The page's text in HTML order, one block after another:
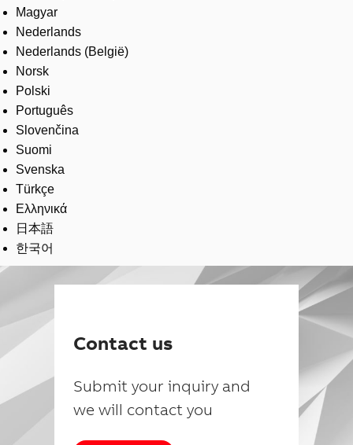
Magyar
Nederlands
Nederlands (België)
Norsk
Polski
Português
Slovenčina
Suomi
Svenska
Türkçe
Ελληνικά
日本語
한국어
Contact us
Submit your inquiry and
we will contact you